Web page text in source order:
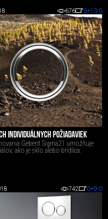
676 0+13-0
INDIVIDUÁLNYCH POŽIADAVIEK
Geberit Sigma21 umožňuje
ako je sklo alebo bridlica.
742 0+9-0